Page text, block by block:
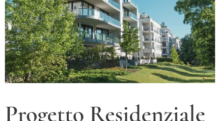
Progetto Residenziale